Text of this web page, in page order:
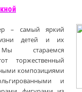
– самый яркий
детей и их
стараемся
торжественный
композициями
и